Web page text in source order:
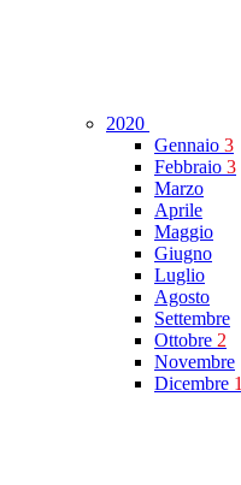
2020
Gennaio 3
Febbraio 3
Marzo
Aprile
Maggio
Giugno
Luglio
Agosto
Settembre
Ottobre 2
Novembre
Dicembre 1